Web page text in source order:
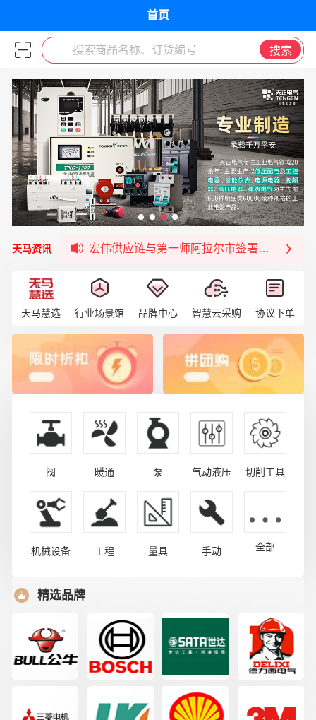
首页
搜索商品名称、订货编号 搜索
天马资讯
签约喜讯 | 宏伟与中铝集团成功签约！
福清核电—WD-40产品交流会圆满结束
宏伟供应链与第一师阿拉尔市签署战略框架合
天马慧选 行业场景馆 品牌中心 智慧云采购 协议下单
阀 暖通 泵 气动液压 切削工具
机械设备 工程 量具 手动 全部
精选品牌